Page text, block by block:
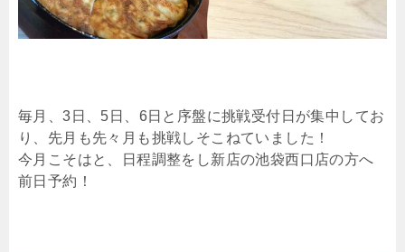
毎月、3日、5日、6日と序盤に挑戦受付日が集中してお
り、先月も先々月も挑戦しそこねていました！
今月こそはと、日程調整をし新店の池袋西口店の方へ
前日予約！